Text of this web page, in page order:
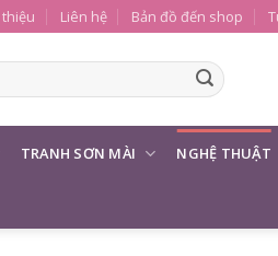
Liên hệ Bản đồ đến shop
TRANH SƠN MÀI NGHỆ THUẬT